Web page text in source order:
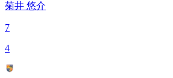
菊井 悠介
7
4